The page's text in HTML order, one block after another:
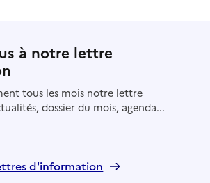
à notre lettre
tous les mois notre lettre
dossier du mois, agenda...
d'information